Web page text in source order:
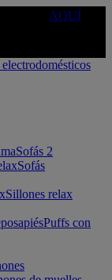
AQUÍ
Sofás 2
Sofás
Sillones relax
Puffs con